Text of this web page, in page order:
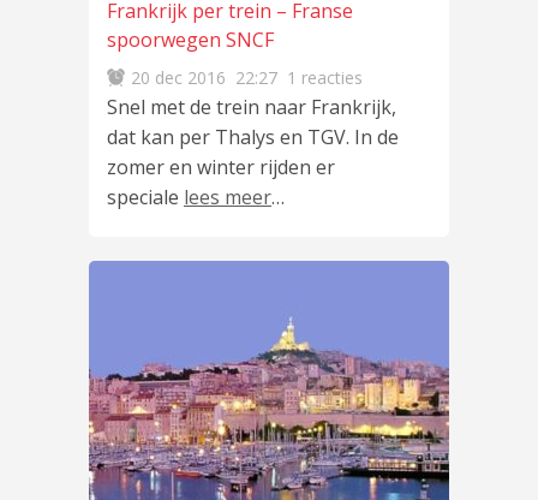
Frankrijk per trein – Franse
spoorwegen SNCF
20 dec 2016 22:27 1 reacties
Snel met de trein naar Frankrijk,
dat kan per Thalys en TGV. In de
zomer en winter rijden er
speciale lees meer…